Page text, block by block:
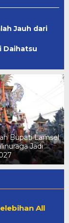
Jauh dari
Daihatsu
Jadi Tradis
Di
All